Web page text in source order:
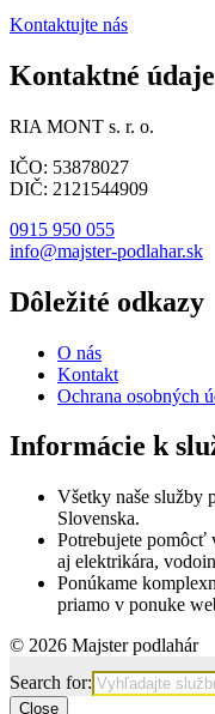
Kontaktujte nás
Kontaktné údaje
RIA MONT s. r. o.
IČO: 53878027
DIČ: 2121544909
0915 950 055
info@majster-podlahar.sk
Dôležité odkazy
O nás
Kontakt
Ochrana osobných
Informácie k
Všetky naše služby
Slovenska.
Potrebujete pomôcť
aj elektrikára,
Ponúkame
priamo v ponuke
© 2026 Majster podlahár
Search for:
Close